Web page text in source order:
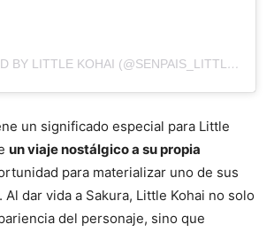
A POST SHARED BY LITTLE KOHAI (@SENPAIS_LITTLE_KOHAI)
un significado especial para Little
un viaje nostálgico a su propia
para materializar uno de sus
dar vida a Sakura, Little Kohai no solo
del personaje, sino que